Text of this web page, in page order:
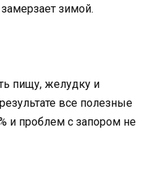
зимой.
пищу, желудку и
все полезные
и проблем с запором не